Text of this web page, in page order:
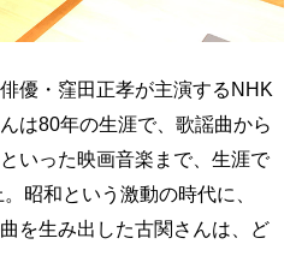
優・窪田正孝が主演するNHK
は80年の生涯で、歌謡曲から
いった映画音楽まで、生涯で
昭和という激動の時代に、
を生み出した古関さんは、ど